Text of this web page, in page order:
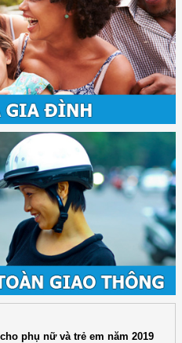
phụ nữ và trẻ em năm 2019